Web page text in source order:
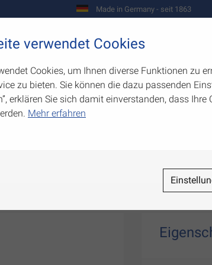
Made in Germany - seit 1863
Werkzeugbau
verwendet Cookies
Cookies, um Ihnen diverse Funktionen zu
zu bieten. Sie können die dazu passenden
erklären Sie sich damit einverstanden, dass
Mehr erfahren